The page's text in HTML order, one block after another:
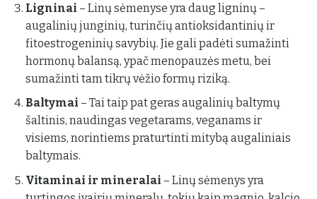
Ligninai – Linų sėmenyse yra daug ligninų –
augalinių junginių, turinčių antioksidantinių ir
fitoestrogeninių savybių. Jie gali padėti sumažinti
hormonų balansą, ypač menopauzės metu, bei
sumažinti tam tikrų vėžio formų riziką.
Baltymai – Tai taip pat geras augalinių baltymų
šaltinis, naudingas vegetarams, veganams ir
visiems, norintiems praturtinti mitybą augaliniais
baltymais.
Vitaminai ir mineralai – Linų sėmenys yra